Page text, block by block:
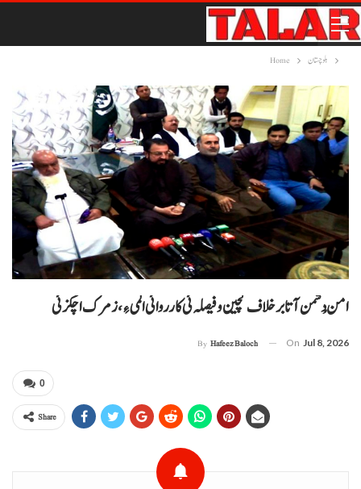
Home بلوچستان
امن دُشمن آتا برخلاف گچین و فیصلہ ئی کارروائی المی ءِ، زمرک اچکزئی
By Hafeez Baloch On Jul 8, 2026
0
Share